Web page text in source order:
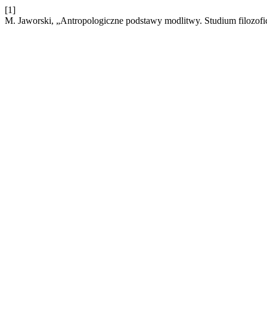
[1]
M. Jaworski, „Antropologiczne podstawy modlitwy. Studium